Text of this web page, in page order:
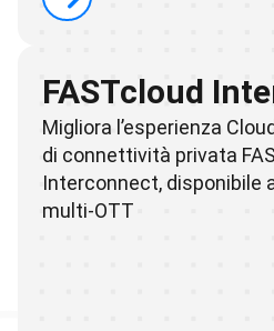
FASTcloud
Migliora l’esperienza
di connettività privata
Interconnect, disponibile
multi-OTT